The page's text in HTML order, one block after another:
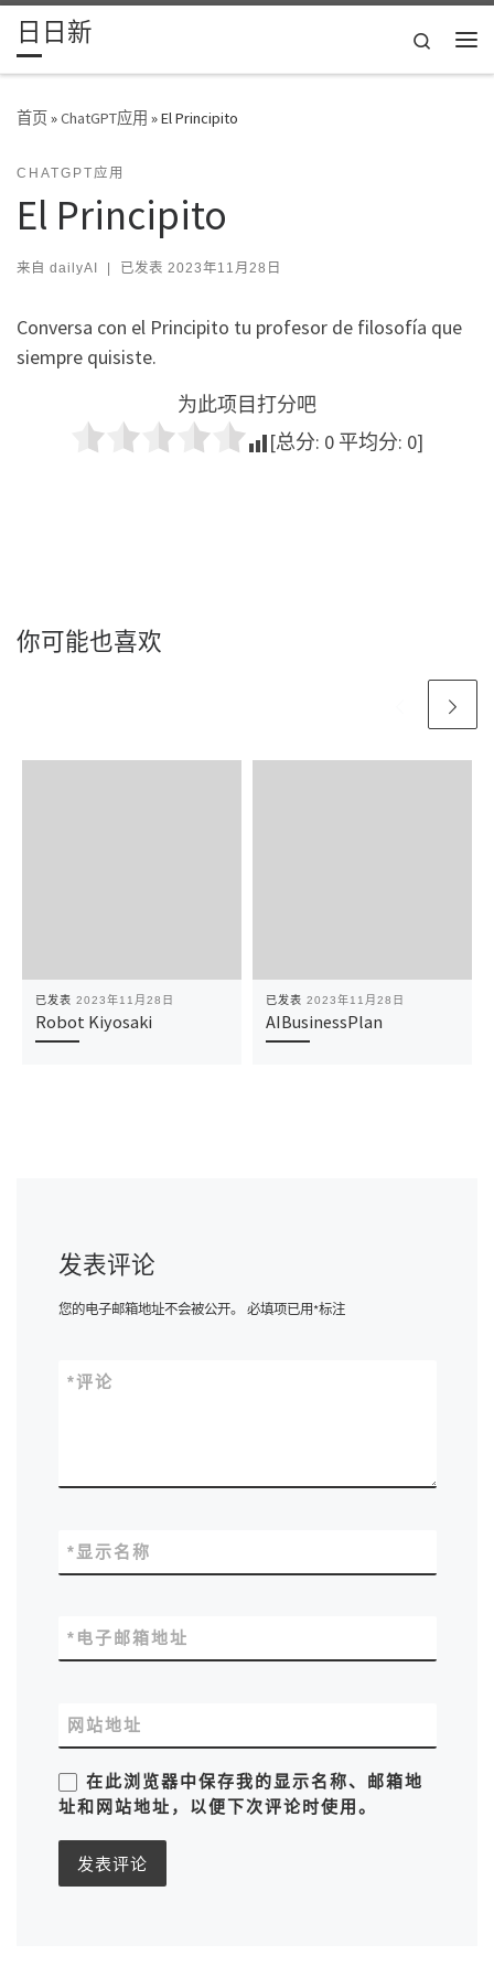
Skip to content
日日新
Search
首页»ChatGPT应用 »El Principito
CHATGPT应用
El Principito
来自 dailyAI | 已发表 2023年11月28日
Conversa con el Principito tu profesor de filosofía que
siempre quisiste.
为此项目打分吧
[总分: 0 平均分: 0]
你可能也喜欢
已发表 2023年11月28日
Robot Kiyosaki
已发表 2023年11月28日
AIBusinessPlan
发表评论
您的电子邮箱地址不会被公开。 必填项已用*标注
评论
*
显示名称
*
电子邮箱地址
*
网站地址
在此浏览器中保存我的显示名称、邮箱地
址和网站地址，以便下次评论时使用。